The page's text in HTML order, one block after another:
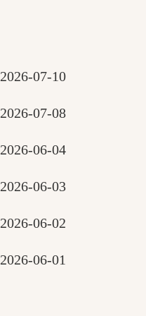
2026-07-10
2026-07-08
2026-06-04
2026-06-03
2026-06-02
2026-06-01